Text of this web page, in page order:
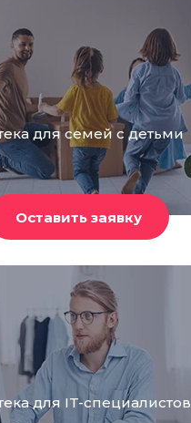
для семей с детьми
для IT-специалистов